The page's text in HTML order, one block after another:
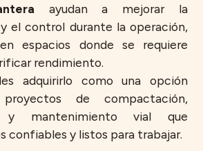
ayudan a mejorar la
el control durante la operación,
espacios donde se requiere
rendimiento.
adquirirlo como una opción
de compactación,
y mantenimiento vial que
confiables y listos para trabajar.